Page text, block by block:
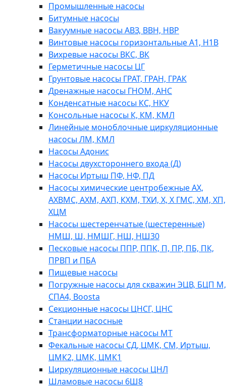
Промышленные насосы
Битумные насосы
Вакуумные насосы АВЗ, ВВН, НВР
Винтовые насосы горизонтальные А1, Н1В
Вихревые насосы ВКС, ВК
Герметичные насосы ЦГ
Грунтовые насосы ГРАТ, ГРАН, ГРАК
Дренажные насосы ГНОМ, АНС
Конденсатные насосы КС, НКУ
Консольные насосы К, КМ, КМЛ
Линейные моноблочные циркуляционные
насосы ЛМ, КМЛ
Насосы Адонис
Насосы двухстороннего входа (Д)
Насосы Иртыш ПФ, НФ, ПД
Насосы химические центробежные АХ,
АХВМС, АХМ, АХП, КХМ, ТХИ, Х, Х ГМС, ХМ, ХП,
ХЦМ
Насосы шестеренчатые (шестеренные)
НМШ, Ш, НМШГ, НШ, НШ30
Песковые насосы ППР, ППК, П, ПР, ПБ, ПК,
ПРВП и ПБА
Пищевые насосы
Погружные насосы для скважин ЭЦВ, БЦП М,
СПА4, Boosta
Секционные насосы ЦНСГ, ЦНС
Станции насосные
Трансформаторные насосы МТ
Фекальные насосы СД, ЦМК, СМ, Иртыш,
ЦМК2, ЦМК, ЦМК1
Циркуляционные насосы ЦНЛ
Шламовые насосы 6Ш8